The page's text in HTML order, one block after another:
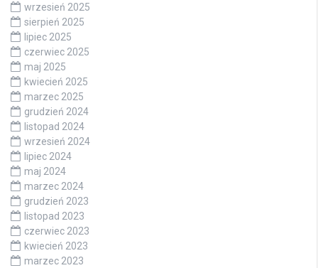
wrzesień 2025
sierpień 2025
lipiec 2025
czerwiec 2025
maj 2025
kwiecień 2025
marzec 2025
grudzień 2024
listopad 2024
wrzesień 2024
lipiec 2024
maj 2024
marzec 2024
grudzień 2023
listopad 2023
czerwiec 2023
kwiecień 2023
marzec 2023